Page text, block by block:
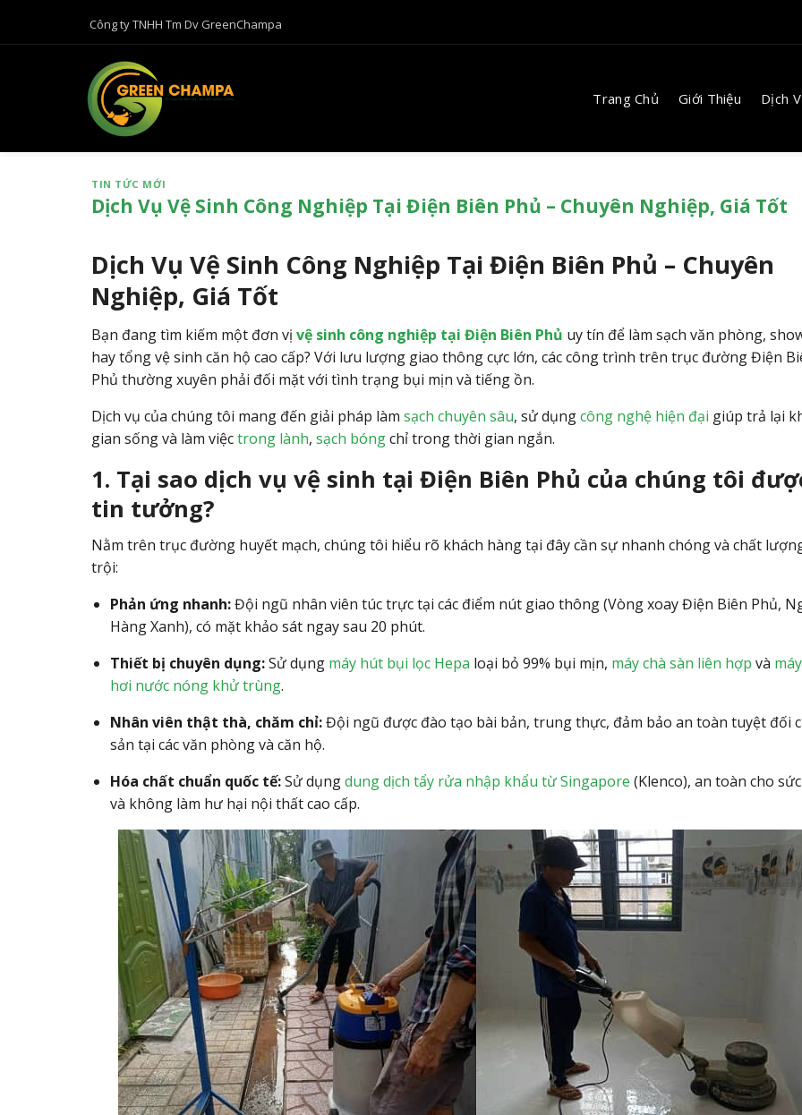
Công ty TNHH Tm Dv GreenChampa
Trang Chủ Giới Thiệu Dịch
TIN TỨC MỚI
Dịch Vụ Vệ Sinh Công Nghiệp Tại Điện Biên Phủ – Chuyên Nghiệp, Giá Tốt
Dịch Vụ Vệ Sinh Công Nghiệp Tại Điện Biên Phủ – Chuyên
Nghiệp, Giá Tốt
Bạn đang tìm kiếm một đơn vị vệ sinh công nghiệp tại Điện Biên Phủ uy tín để làm sạch văn phòng,
hay tổng vệ sinh căn hộ cao cấp? Với lưu lượng giao thông cực lớn, các công trình trên trục đường Điện
Phủ thường xuyên phải đối mặt với tình trạng bụi mịn và tiếng ồn.
Dịch vụ của chúng tôi mang đến giải pháp làm sạch chuyên sâu, sử dụngcông nghệ hiện đại giúp trả lại
gian sống và làm việctrong lành, sạch bóngchỉ trong thời gian ngắn.
1. Tại sao dịch vụ vệ sinh tại Điện Biên Phủ của chúng tôi
tin tưởng?
Nằm trên trục đường huyết mạch, chúng tôi hiểu rõ khách hàng tại đây cần sự nhanh chóng và chất
trội:
Phản ứng nhanh:Đội ngũ nhân viên túc trực tại các điểm nút giao thông (Vòng xoay Điện Biên Phủ,
Hàng Xanh), có mặt khảo sát ngay sau 20 phút.
Thiết bị chuyên dụng:Sử dụng máy hút bụi lọc Hepa loại bỏ 99% bụi mịn, máy chà sàn liên hợp và
hơi nước nóng khử trùng.
Nhân viên thật thà, chăm chỉ:Đội ngũ được đào tạo bài bản, trung thực, đảm bảo an toàn tuyệt đối
sản tại các văn phòng và căn hộ.
Hóa chất chuẩn quốc tế:Sử dụngdung dịch tẩy rửa nhập khẩu từ Singapore (Klenco), an toàn cho
và không làm hư hại nội thất cao cấp.